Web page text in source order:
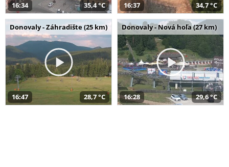
16:34 35,4 °C 16:37 34,7 °C
Donovaly - Záhradište (25 km)
16:47 28,7 °C
Donovaly - Nová hoľa (27 km)
16:28 29,6 °C